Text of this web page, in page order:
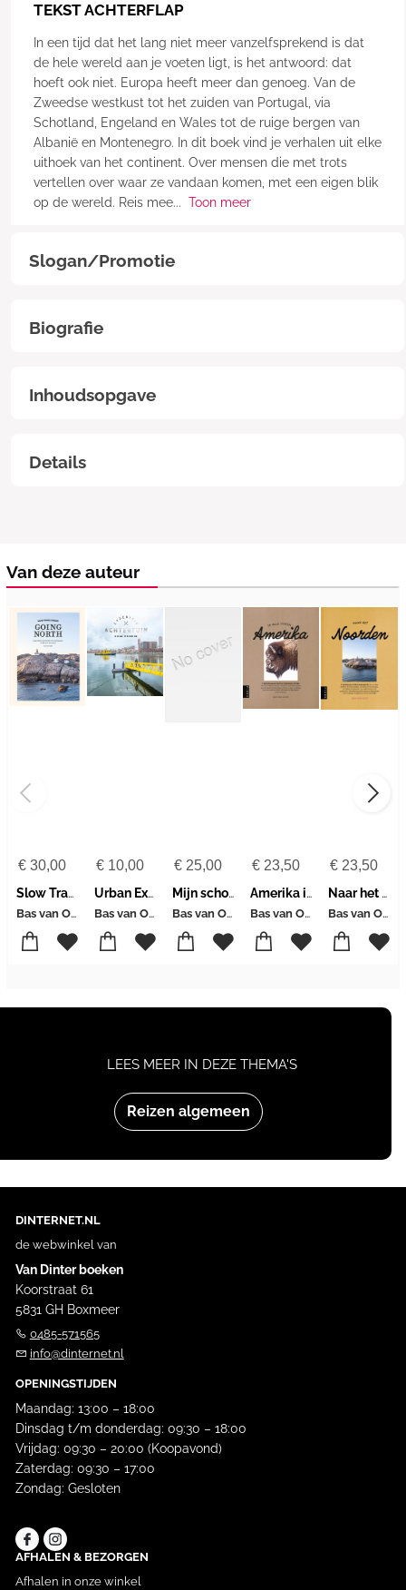
TEKST ACHTERFLAP
In een tijd dat het lang niet meer vanzelfsprekend is dat
de hele wereld aan je voeten ligt, is het antwoord: dat
hoeft ook niet. Europa heeft meer dan genoeg. Van de
Zweedse westkust tot het zuiden van Portugal, via
Schotland, Engeland en Wales tot de ruige bergen van
Albanië en Montenegro. In dit boek vind je verhalen uit elke
uithoek van het continent. Over mensen die met trots
vertellen over waar ze vandaan komen, met een eigen blik
op de wereld. Reis mee... Toon meer
Slogan/Promotie
Biografie
Inhoudsopgave
Details
Van deze auteur
€30,00
Slow Travel Europe - Going North
Bas van Oort
€10,00
Urban Exploring
Bas van Oort-Dirk Wijnand de Jong
€ 25,00
Mijn schoonvader, de vogelaar
Bas van Oort
€ 23,50
Amerika in alle staten
Bas van Oort
€ 23,50
Naar het noorden
Bas van Oort
Reizen algemeen
LEES MEER IN DEZE THEMA'S
DINTERNET.NL
de webwinkel van
Van Dinter boeken
Koorstraat 61
5831 GH Boxmeer
0485-571565
info@dinternet.nl
OPENINGSTIJDEN
Maandag: 13:00 – 18:00
Dinsdag t/m donderdag: 09:30 – 18:00
Vrijdag: 09:30 – 20:00 (Koopavond)
Zaterdag: 09:30 – 17:00
Zondag: Gesloten
AFHALEN & BEZORGEN
Afhalen in onze winkel